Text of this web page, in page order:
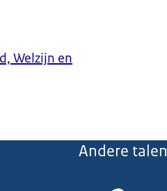
Welzijn en
Andere talen